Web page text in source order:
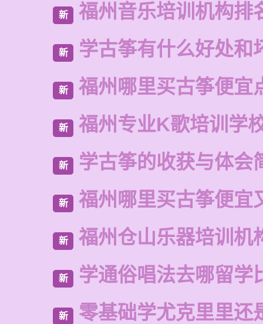
新 福州音乐培训机构排
新 学古筝有什么好处和
新 福州哪里买古筝便宜
新 福州专业K歌培训学
新 学古筝的收获与体会
新 福州哪里买古筝便宜
新 福州仓山乐器培训机
新 学通俗唱法去哪留学
新 零基础学尤克里里还